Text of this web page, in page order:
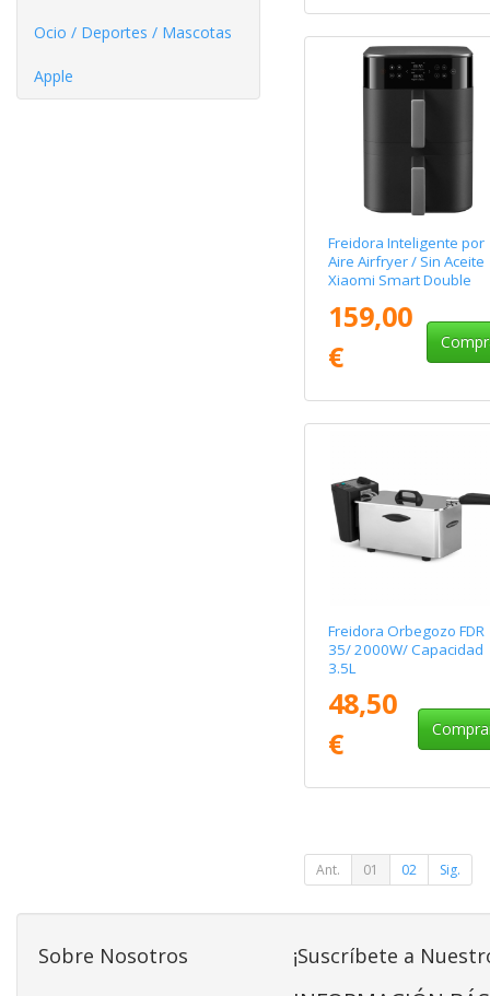
Ocio / Deportes / Mascotas
Apple
Freidora Inteligente por
Aire Airfryer / Sin Aceite
Xiaomi Smart Double
2800W/ Capacidad 12L
159,00
€
Freidora Orbegozo FDR
35/ 2000W/ Capacidad
3.5L
48,50
€
Ant. 01 02 Sig.
Sobre Nosotros ¡Suscríbete a